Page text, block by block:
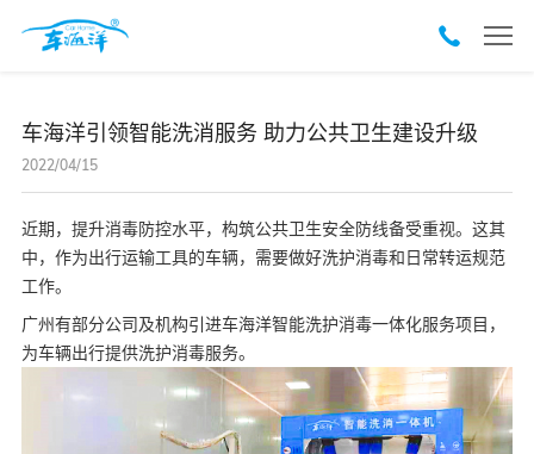
车海洋引领智能洗消服务 助力公共卫生建设升级
2022/04/15
近期，提升消毒防控水平，构筑公共卫生安全防线备受重视。这其
中，作为出行运输工具的车辆，需要做好洗护消毒和日常转运规范
工作。
广州有部分公司及机构引进车海洋智能洗护消毒一体化服务项目，
为车辆出行提供洗护消毒服务。